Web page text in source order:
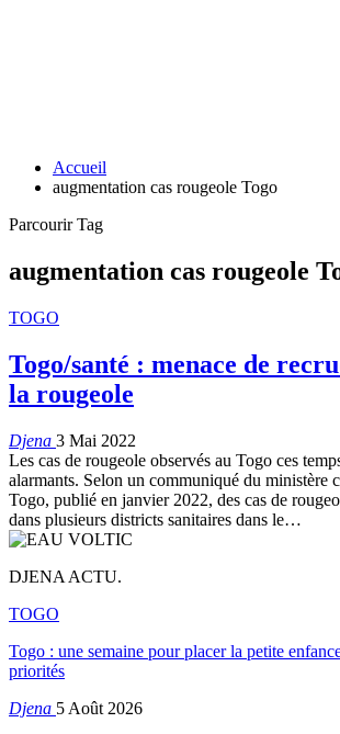
Accueil
augmentation cas rougeole Togo
Parcourir Tag
augmentation cas rougeole
TOGO
Togo/santé : menace de
la rougeole
Djena 3 Mai 2022
Les cas de rougeole observés au Togo ces
alarmants. Selon un communiqué du ministère
Togo, publié en janvier 2022, des cas de
dans plusieurs districts sanitaires dans le…
DJENA ACTU.
TOGO
Togo : une semaine pour placer la petite
priorités
Djena 5 Août 2026